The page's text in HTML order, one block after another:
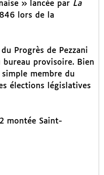
» lancée par La
lors de la
Progrès de Pezzani
provisoire. Bien
membre du
élections législatives
montée Saint-